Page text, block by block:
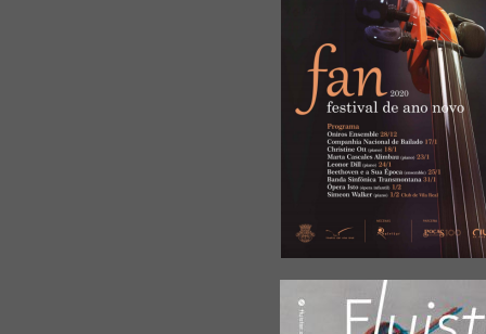
(DE)
June 27th -
Divine, w/
(DE)
June 25-
Divine, w/
(DE)
June 13rd -